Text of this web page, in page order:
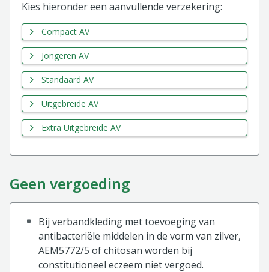
Kies hieronder een aanvullende verzekering:
Compact AV
Jongeren AV
Standaard AV
Uitgebreide AV
Extra Uitgebreide AV
Geen vergoeding
Bij verbandkleding met toevoeging van
antibacteriële middelen in de vorm van zilver,
AEM5772/5 of chitosan worden bij
constitutioneel eczeem niet vergoed.